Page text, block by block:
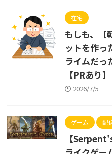
在宅
もしも、【
ットを作
ライムだっ
【PRあり】
2026/7/5
ゲーム 配
【